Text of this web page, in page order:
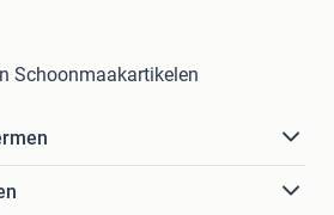
Schoonmaakartikelen